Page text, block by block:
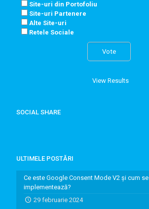
Site-uri din Portofoliu
Site-uri Partenere
Alte Site-uri
Retele Sociale
View Results
SOCIAL SHARE
ULTIMELE POSTĂRI
Ce este Google Consent Mode V2 și cum se
implementează?
29 februarie 2024